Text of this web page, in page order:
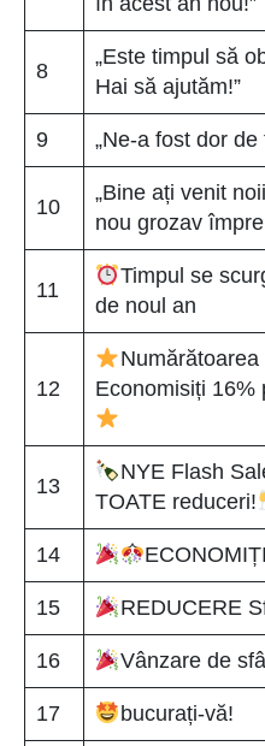
8
„Este timpul să
Hai să ajutăm!”
9 „Ne-a fost dor
10
„Bine ați venit
nou grozav
11
Timpul se
de noul an
12
Economisiți 16%
13
NYE Flash
TOATE reduceri!
14
15 REDUCERE
16 Vânzare de
17 bucurați-vă!